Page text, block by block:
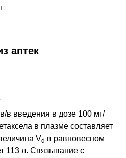
аптек
в введения в дозе 100 мг/
в плазме составляет
Vd в равновесном
113 л. Связывание с